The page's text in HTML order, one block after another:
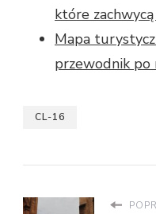
które
Mapa
przewodnik po
CL-16